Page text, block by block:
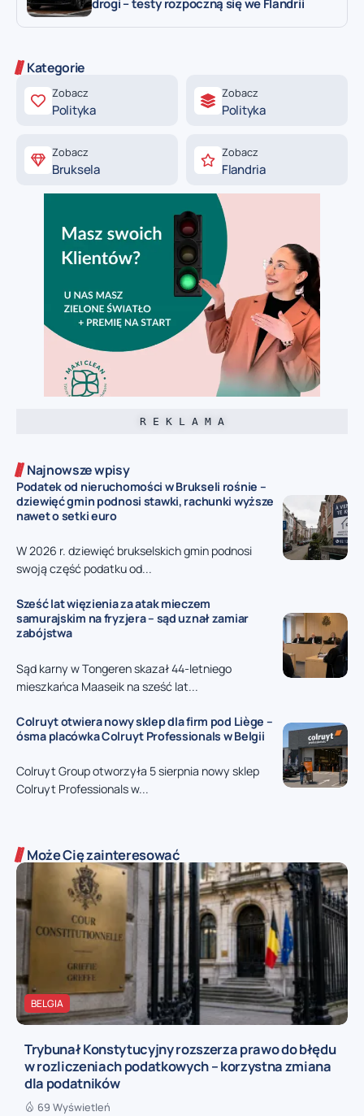
Kategorie
Zobacz
Polityka
Zobacz
Polityka
Zobacz
Bruksela
Zobacz
Flandria
R E K L A M A
Najnowsze wpisy
Podatek od nieruchomości w Brukseli rośnie –
dziewięć gmin podnosi stawki, rachunki wyższe
nawet o setki euro
W 2026 r. dziewięć brukselskich gmin podnosi
swoją część podatku od...
Sześć lat więzienia za atak mieczem
samurajskim na fryzjera – sąd uznał zamiar
zabójstwa
Sąd karny w Tongeren skazał 44-letniego
mieszkańca Maaseik na sześć lat...
Colruyt otwiera nowy sklep dla firm pod Liège –
ósma placówka Colruyt Professionals w Belgii
Colruyt Group otworzyła 5 sierpnia nowy sklep
Colruyt Professionals w...
Może Cię zainteresować
BELGIA
Trybunał Konstytucyjny rozszerza prawo do błędu
w rozliczeniach podatkowych – korzystna zmiana
dla podatników
69 Wyświetleń